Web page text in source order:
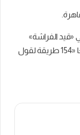
الفراشة»
و«حنَّة» و«من ذاق عرف»، وكتابها الأكثر مبيعًا «154 طريقة لقول